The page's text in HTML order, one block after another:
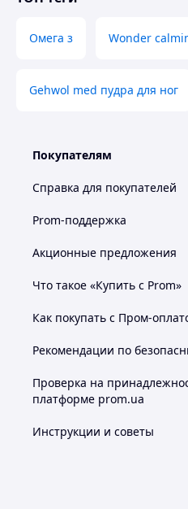
Омега з Wonder
Gehwol med пудра для ног
Покупателям
Справка для покупателей
Prom-поддержка
Акционные предложения
Что такое «Купить с Prom»
Как покупать с Пром-
Рекомендации по
Проверка на
платформе prom.ua
Инструкции и советы